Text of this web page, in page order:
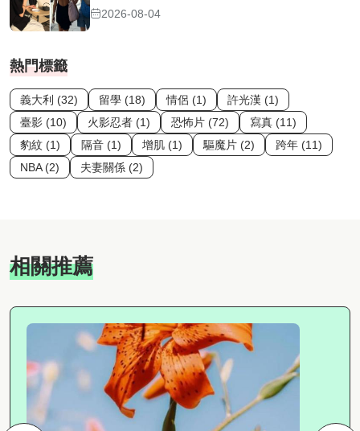
2026-08-04
熱門標籤
義大利 (32) 留學 (18) 情侶 (1)
許光漢 (1)
臺影 (10)
火影忍者 (1) 恐怖片 (72)
寫真 (11)
豹紋 (1)
隔音 (1) 增肌 (1) 驅魔片 (2)
跨年 (11)
NBA (2)
夫妻關係 (2)
相關推薦